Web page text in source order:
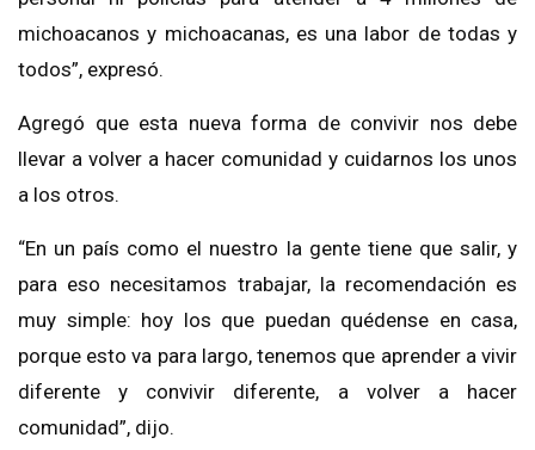
michoacanos y michoacanas, es una labor de todas y
todos”, expresó.
Agregó que esta nueva forma de convivir nos debe
llevar a volver a hacer comunidad y cuidarnos los unos
a los otros.
“En un país como el nuestro la gente tiene que salir, y
para eso necesitamos trabajar, la recomendación es
muy simple: hoy los que puedan quédense en casa,
porque esto va para largo, tenemos que aprender a vivir
diferente y convivir diferente, a volver a hacer
comunidad”, dijo.